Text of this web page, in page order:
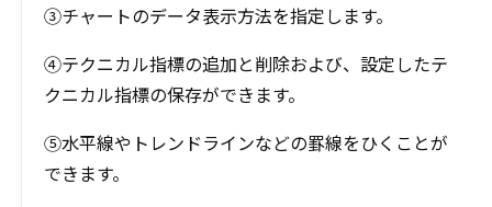
③チャートのデータ表示方法を指定します。
④テクニカル指標の追加と削除および、設定したテ
クニカル指標の保存ができます。
⑤水平線やトレンドラインなどの罫線をひくことが
できます。